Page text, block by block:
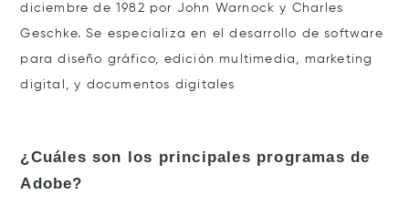
diciembre de 1982 por John Warnock y Charles
Geschke. Se especializa en el desarrollo de software
para diseño gráfico, edición multimedia, marketing
digital, y documentos digitales
¿Cuáles son los principales programas de
Adobe?